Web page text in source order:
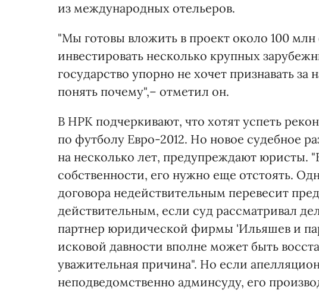
из международных отельеров.
"Мы готовы вложить в проект около 100
инвестировать несколько крупных
государство упорно не хочет признавать
понять почему",– отметил он.
В НРК подчеркивают, что хотят успеть
по футболу Евро-2012. Но новое судебное
на несколько лет, предупреждают юристы.
собственности, его нужно еще отстоять.
договора недействительным перевесит
действительным, если суд рассматривал
партнер юридической фирмы 'Ильяшев и
исковой давности вполне может быть
уважительная причина". Но если
неподведомственно админсуду, его